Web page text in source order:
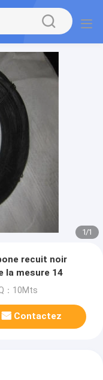
1/1
recuit noir
la mesure 14
：10Mts
Contactez